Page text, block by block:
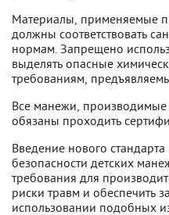
Материалы, применяемые
должны соответствовать
нормам. Запрещено
выделять опасные
требованиям,
Все манежи,
обязаны проходить
Введение нового
безопасности детских
требования для
риски травм и обеспечить
использовании подобных